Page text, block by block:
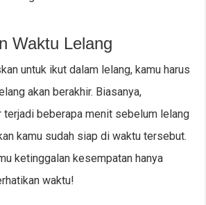
Waktu Lelang
untuk ikut dalam lelang, kamu harus
akan berakhir. Biasanya,
terjadi beberapa menit sebelum lelang
kamu sudah siap di waktu tersebut.
ketinggalan kesempatan hanya
waktu!